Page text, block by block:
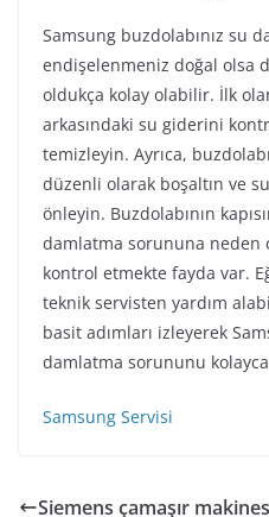
Samsung buzdolabınız su
endişelenmeniz doğal olsa
oldukça kolay olabilir. İlk
arkasındaki su giderini
temizleyin. Ayrıca,
düzenli olarak boşaltın ve
önleyin. Buzdolabının
damlatma sorununa neden
kontrol etmekte fayda var.
teknik servisten yardım
basit adımları izleyerek
damlatma sorununu
Samsung Servisi
Siemens çamaşır